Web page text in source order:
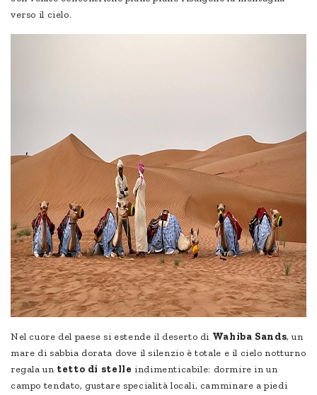
verso il cielo.
Nel cuore del paese si estende il deserto di Wahiba Sands, un
mare di sabbia dorata dove il silenzio è totale e il cielo notturno
regala un tetto di stelle indimenticabile: dormire in un
campo tendato, gustare specialità locali, camminare a piedi